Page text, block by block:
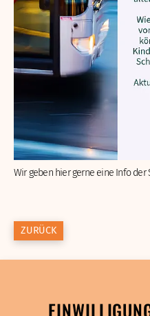
Wir geben hier gerne eine Info der
ZURÜCK